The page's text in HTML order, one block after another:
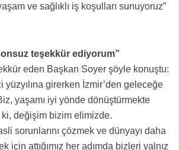
ve sağlıklı iş koşulları sunuyoruz”
teşekkür ediyorum”
eden Başkan Soyer şöyle konuştu:
yüzyılına girerken İzmir’den geleceğe
yaşamı iyi yönde dönüştürmekte
ki, değişim bizim elimizde.
sorunlarını çözmek ve dünyayı daha
için attığımız her adımda bizleri yalnız